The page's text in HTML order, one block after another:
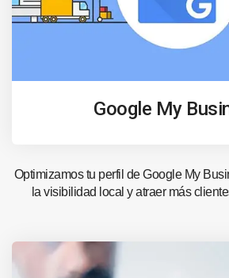
Google My
Optimizamos tu perfil de Google My
la visibilidad local y atraer más